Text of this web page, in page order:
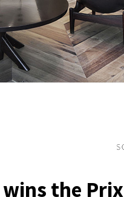
wins the Prix